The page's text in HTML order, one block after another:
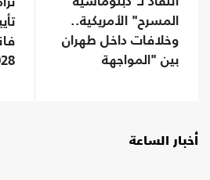
المسرح" الأمريكية..
وخلافات داخل طهران
بين "المواجهة
أخبار الساعة